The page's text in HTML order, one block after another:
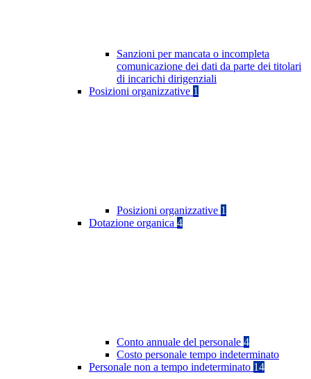
Sanzioni per mancata o incompleta
comunicazione dei dati da parte dei titolari
di incarichi dirigenziali
Posizioni organizzative 1
Posizioni organizzative 1
Dotazione organica 4
Conto annuale del personale 4
Costo personale tempo indeterminato
Personale non a tempo indeterminato 14